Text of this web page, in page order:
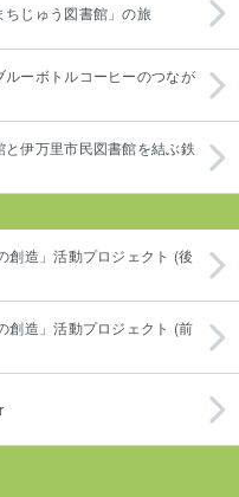
ちじゅう図書館」の旅
ーボトルコーヒーのつなが
伊万里市民図書館を結ぶ鉄
創造」活動プロジェクト (後
創造」活動プロジェクト (前